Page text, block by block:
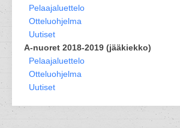
Pelaajaluettelo
Otteluohjelma
Uutiset
A-nuoret 2018-2019 (jääkiekko)
Pelaajaluettelo
Otteluohjelma
Uutiset